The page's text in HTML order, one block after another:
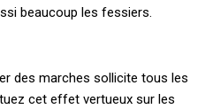
beaucoup les fessiers.
des marches sollicite tous les
cet effet vertueux sur les